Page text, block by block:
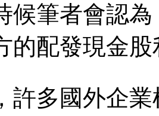
候筆者會認
的配發現金
許多國外企